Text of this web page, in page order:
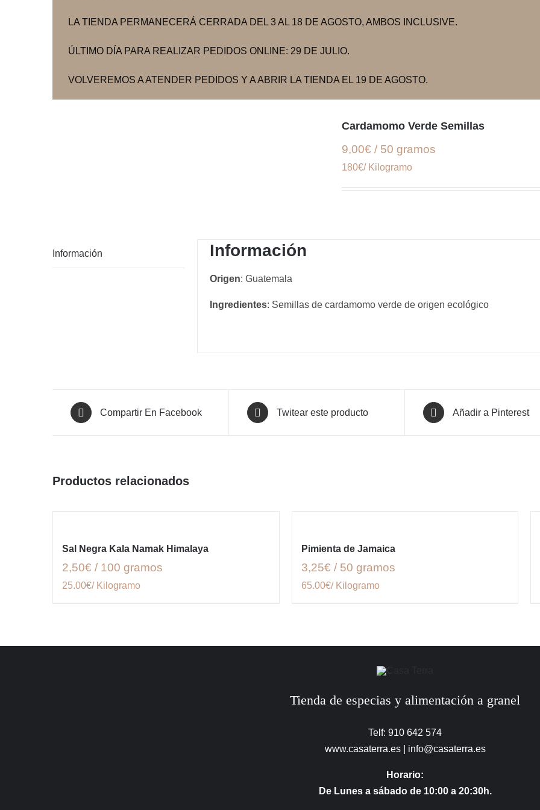
LA TIENDA PERMANECERÁ CERRADA DEL 3 AL 18 DE AGOSTO, AMBOS INCLUSIVE.
ÚLTIMO DÍA PARA REALIZAR PEDIDOS ONLINE: 29 DE JULIO.
VOLVEREMOS A ATENDER PEDIDOS Y A ABRIR LA TIENDA EL 19 DE AGOSTO.
Cardamomo Verde Semillas
9,00€ / 50 gramos
180€/ Kilogramo
Información Información
Origen: Guatemala
Ingredientes: Semillas de cardamomo verde de origen ecológico
Compartir En Facebook Twitear este producto Añadir a Pinterest
Productos relacionados
Sal Negra Kala Namak Himalaya
2,50€ / 100 gramos
25.00€/ Kilogramo
Pimienta de Jamaica
3,25€ / 50 gramos
65.00€/ Kilogramo
Tienda de especias y alimentación a granel
Telf: 910 642 574
www.casaterra.es| info@casaterra.es
Horario:
De Lunes a sábado de 10:00 a 20:30h.